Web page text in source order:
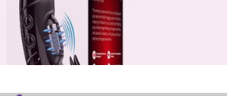
VOIR PLUS